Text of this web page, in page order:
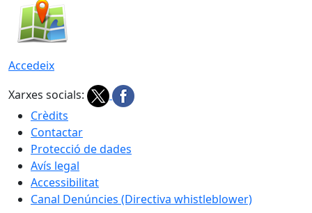
Accedeix
Xarxes socials:
Crèdits
Contactar
Protecció de dades
Avís legal
Accessibilitat
Canal Denúncies (Directiva whistleblower)